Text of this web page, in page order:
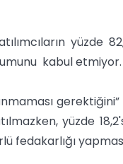
yüzde
kabul etmiyor.
gerektiğini”
yüzde
fedakarlığı